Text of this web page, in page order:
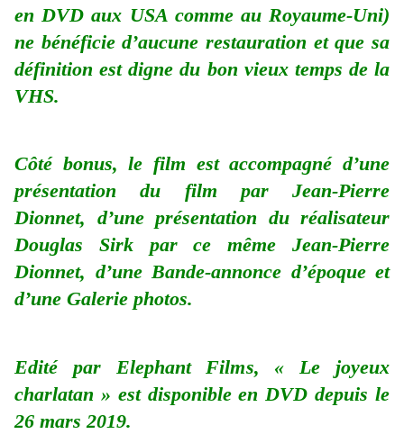
en DVD aux USA comme au Royaume-Uni)
ne bénéficie d’aucune restauration et que sa
définition est digne du bon vieux temps de la
VHS.
Côté bonus, le film est accompagné d’une
présentation du film par Jean-Pierre
Dionnet, d’une présentation du réalisateur
Douglas Sirk par ce même Jean-Pierre
Dionnet, d’une Bande-annonce d’époque et
d’une Galerie photos.
Edité par Elephant Films, « Le joyeux
charlatan » est disponible en DVD depuis le
26 mars 2019.